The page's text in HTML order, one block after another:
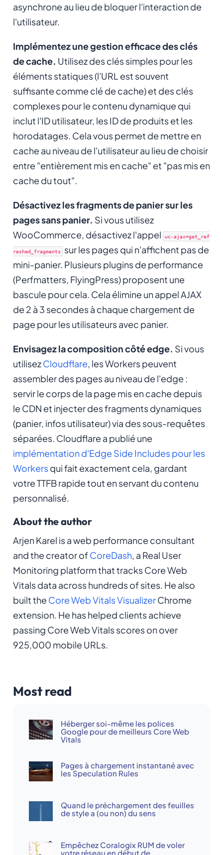
asynchrone au lieu de bloquer l'interaction de
l'utilisateur.
Implémentez une gestion efficace des clés
de cache. Utilisez des clés simples pour les
éléments statiques (l'URL est souvent
suffisante comme clé de cache) et des clés
complexes pour le contenu dynamique qui
inclut l'ID utilisateur, les ID de produits et les
horodatages. Cela vous permet de mettre en
cache au niveau de l'utilisateur au lieu de choisir
entre "entièrement mis en cache" et "pas mis en
cache du tout".
Désactivez les fragments de panier sur les
pages sans panier. Si vous utilisez
WooCommerce, désactivez l'appel
wc-ajax=get_ref
reshed_fragments sur les pages qui n'affichent pas de
mini-panier. Plusieurs plugins de performance
(Perfmatters, FlyingPress) proposent une
bascule pour cela. Cela élimine un appel AJAX
de 2 à 3 secondes à chaque chargement de
page pour les utilisateurs avec panier.
Envisagez la composition côté edge. Si vous
utilisezCloudflare, les Workers peuvent
assembler des pages au niveau de l'edge :
servir le corps de la page mis en cache depuis
le CDN et injecter des fragments dynamiques
(panier, infos utilisateur) via des sous-requêtes
séparées. Cloudflare a publié une
implémentation d'Edge Side Includes pour les
Workersqui fait exactement cela, gardant
votre TTFB rapide tout en servant du contenu
personnalisé.
About the author
Arjen Karel is a web performance consultant
and the creator ofCoreDash, a Real User
Monitoring platform that tracks Core Web
Vitals data across hundreds of sites. He also
built the Core Web Vitals VisualizerChrome
extension. He has helped clients achieve
passing Core Web Vitals scores on over
925,000 mobile URLs.
Most read
Héberger soi-même les polices
Google pour de meilleurs Core Web
Vitals
Pages à chargement instantané avec
les Speculation Rules
Quand le préchargement des feuilles
de style a (ou non) du sens
Empêchez Coralogix RUM de voler
votre réseau en début de